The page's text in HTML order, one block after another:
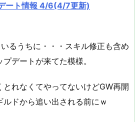
ート情報 4/6(4/7更新)
るうちに・・・スキル修正も含め
デートが来てた模様。
とれなくてやってないけどGW再開
ドから追い出される前にｗ